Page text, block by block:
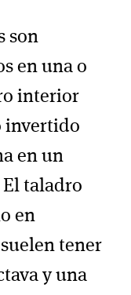
son
en una o
interior
invertido
en un
taladro
en
tener
y una